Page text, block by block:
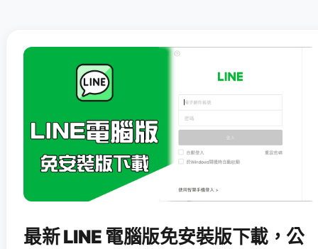
最新 LINE 電腦版免安裝版下載，公